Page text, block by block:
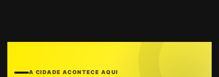
A CIDADE ACONTECE AQUI